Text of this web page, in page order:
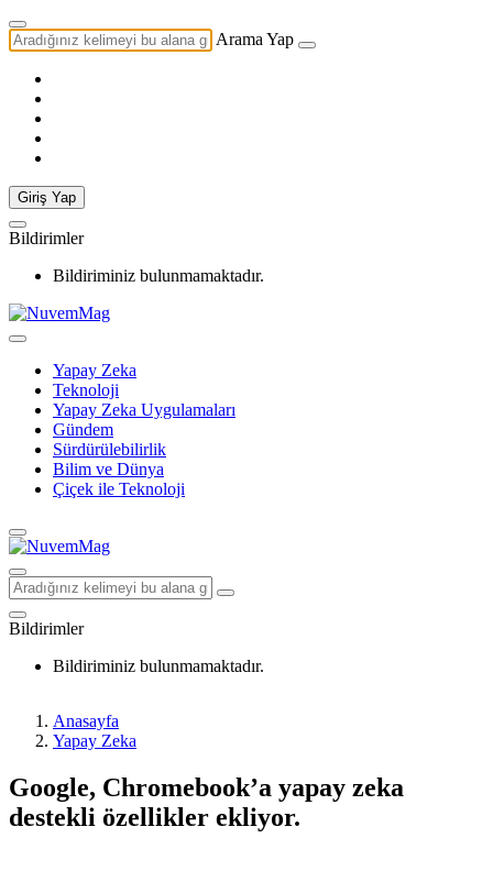
Arama Yap
Giriş Yap
Bildirimler
Bildiriminiz bulunmamaktadır.
Yapay Zeka
Teknoloji
Yapay Zeka Uygulamaları
Gündem
Sürdürülebilirlik
Bilim ve Dünya
Çiçek ile Teknoloji
Bildirimler
Bildiriminiz bulunmamaktadır.
Anasayfa
Yapay Zeka
Google, Chromebook’a yapay zeka
destekli özellikler ekliyor.